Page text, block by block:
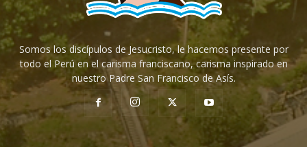
Somos los discípulos de Jesucristo, le hacemos presente por
todo el Perú en el carisma franciscano, carisma inspirado en
nuestro Padre San Francisco de Asís.